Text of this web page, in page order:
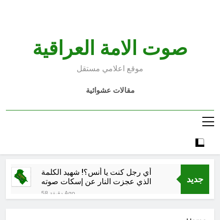
صوت الامة العراقية
موقع اعلامي مستقل
مقالات عشوائية
جديد
أي رجل كنت يا أنس؟! شهيد الكلمة
الذي عجزت النار عن إسكات صوته
58 دقيقة Ago